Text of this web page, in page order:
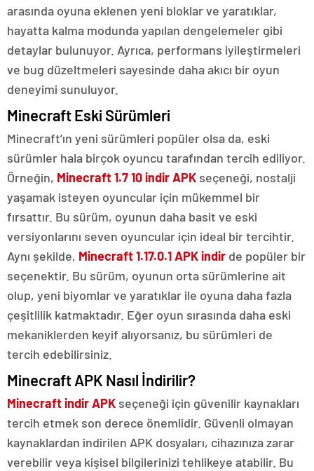
arasında oyuna eklenen yeni bloklar ve yaratıklar,
hayatta kalma modunda yapılan dengelemeler gibi
detaylar bulunuyor. Ayrıca, performans iyileştirmeleri
ve bug düzeltmeleri sayesinde daha akıcı bir oyun
deneyimi sunuluyor.
Minecraft Eski Sürümleri
Minecraft’ın yeni sürümleri popüler olsa da, eski
sürümler hala birçok oyuncu tarafından tercih ediliyor.
Örneğin, Minecraft 1.7 10 indir APK seçeneği, nostalji
yaşamak isteyen oyuncular için mükemmel bir
fırsattır. Bu sürüm, oyunun daha basit ve eski
versiyonlarını seven oyuncular için ideal bir tercihtir.
Aynı şekilde, Minecraft 1.17.0.1 APK indir de popüler bir
seçenektir. Bu sürüm, oyunun orta sürümlerine ait
olup, yeni biyomlar ve yaratıklar ile oyuna daha fazla
çeşitlilik katmaktadır. Eğer oyun sırasında daha eski
mekaniklerden keyif alıyorsanız, bu sürümleri de
tercih edebilirsiniz.
Minecraft APK Nasıl İndirilir?
Minecraft indir APK seçeneği için güvenilir kaynakları
tercih etmek son derece önemlidir. Güvenli olmayan
kaynaklardan indirilen APK dosyaları, cihazınıza zarar
verebilir veya kişisel bilgilerinizi tehlikeye atabilir. Bu